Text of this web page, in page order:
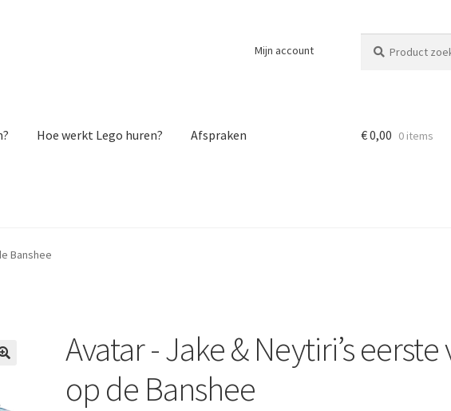
Mijn account
zoeken
Hoe werkt Lego huren? Afspraken €0,00 0 items
Banshee
Avatar - Jake & Neytiri’s
op de Banshee